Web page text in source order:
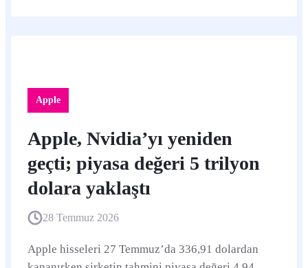
Apple
Apple, Nvidia’yı yeniden
geçti; piyasa değeri 5 trilyon
dolara yaklaştı
28 Temmuz 2026
Apple hisseleri 27 Temmuz’da 336,91 dolardan